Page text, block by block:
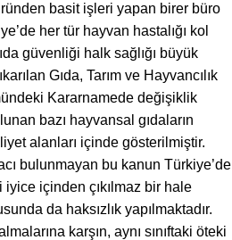
basit işleri yapan birer büro
her tür hayvan hastalığı kol
güvenliği halk sağlığı büyük
Gıda, Tarım ve Hayvancılık
Kararnamede değişiklik
bazı hayvansal gıdaların
alanları içinde gösterilmiştir.
bulunmayan bu kanun Türkiye’de
içinden çıkılmaz bir hale
da haksızlık yapılmaktadır.
karşın, aynı sınıftaki öteki